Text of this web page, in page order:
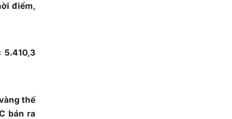
điểm,
5.410,3
thế
bán ra